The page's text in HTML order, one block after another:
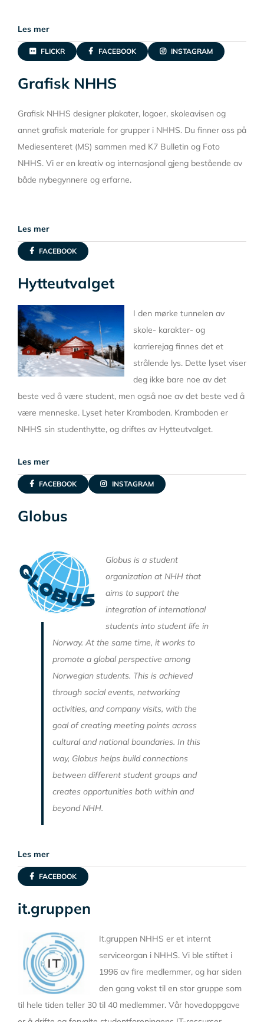
Les mer
FLICKR FACEBOOK INSTAGRAM
Grafisk NHHS
Grafisk NHHS designer plakater, logoer, skoleavisen og
annet grafisk materiale for grupper i NHHS. Du finner oss på
Mediesenteret (MS) sammen med K7 Bulletin og Foto
NHHS. Vi er en kreativ og internasjonal gjeng bestående av
både nybegynnere og erfarne.
Les mer
FACEBOOK
Hytteutvalget
I den mørke tunnelen av
skole- karakter- og
karrierejag finnes det et
strålende lys. Dette lyset viser
deg ikke bare noe av det
beste ved å være student, men også noe av det beste ved å
være menneske. Lyset heter Kramboden. Kramboden er
NHHS sin studenthytte, og driftes av Hytteutvalget.
Les mer
FACEBOOK INSTAGRAM
Globus
Globus is a student
organization at NHH that
aims to support the
integration of international
students into student life in
Norway. At the same time, it works to
promote a global perspective among
Norwegian students. This is achieved
through social events, networking
activities, and company visits, with the
goal of creating meeting points across
cultural and national boundaries. In this
way, Globus helps build connections
between different student groups and
creates opportunities both within and
beyond NHH.
Les mer
FACEBOOK
it.gruppen
It.gruppen NHHS er et internt
serviceorgan i NHHS. Vi ble stiftet i
1996 av fire medlemmer, og har siden
den gang vokst til en stor gruppe som
til hele tiden teller 30 til 40 medlemmer. Vår hovedoppgave